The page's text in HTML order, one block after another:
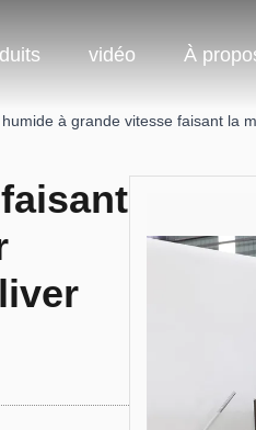
vidéo À
à grande vitesse faisant la